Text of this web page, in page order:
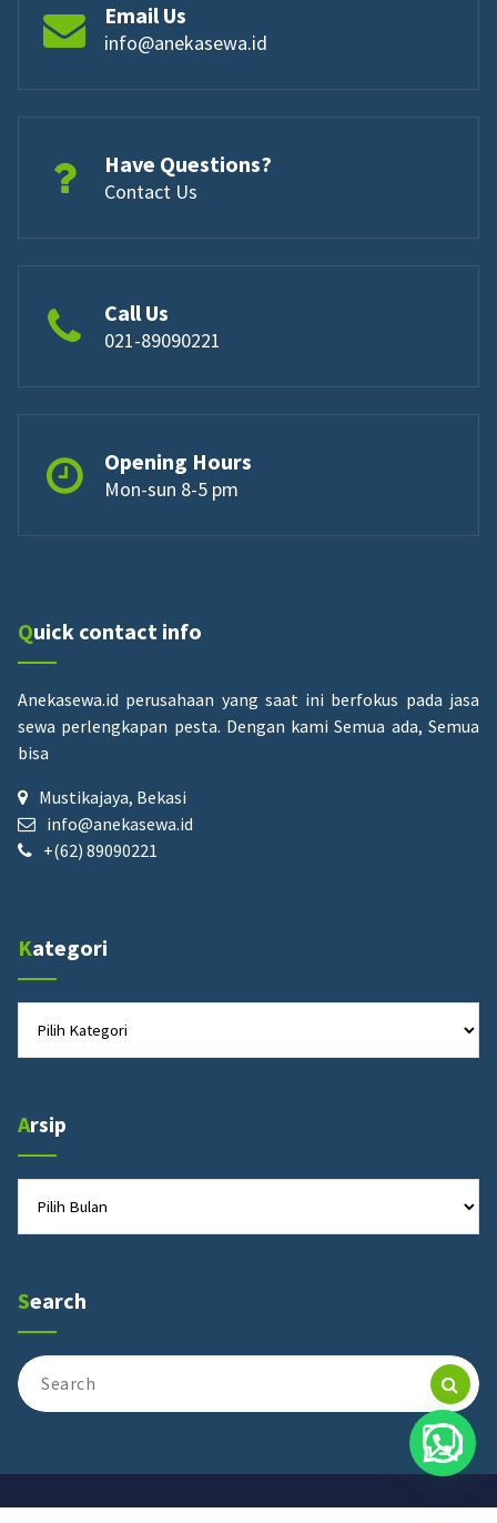
Email Us
info@anekasewa.id
Have Questions?
Contact Us
Call Us
021-89090221
Opening Hours
Mon-sun 8-5 pm
Quick contact info
Anekasewa.id perusahaan yang saat ini berfokus pada jasa
sewa perlengkapan pesta. Dengan kami Semua ada, Semua
bisa
Mustikajaya, Bekasi
info@anekasewa.id
+(62) 89090221
Kategori
Arsip
Search
Search
for: